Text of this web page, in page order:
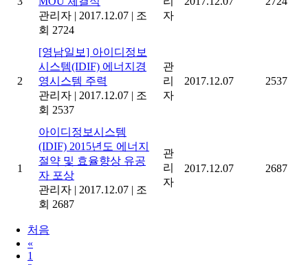
관리자 | 2017.12.07 | 조
회 2724
자
2
[영남일보] 아이디정보
시스템(IDIF) 에너지경
영시스템 주력
관리자 | 2017.12.07 | 조
회 2537
관
리
자
2017.12.07 2537
1
아이디정보시스템
(IDIF) 2015년도 에너지
절약 및 효율향상 유공
자 포상
관리자 | 2017.12.07 | 조
회 2687
관
리
자
2017.12.07 2687
처음
«
1